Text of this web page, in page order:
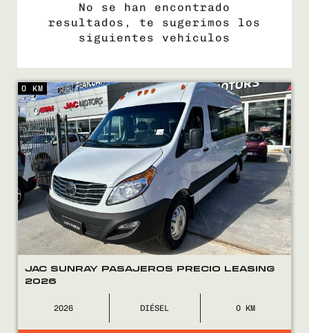
COMPRÁ
VENDÉ
FINANCIÁ
NOSOTROS
CONTACTO
No se han encontrado
resultados, te sugerimos los
siguientes vehículos
JAC SUNRAY PASAJEROS PRECIO LEASING
2026
2026 DIÉSEL 0
0 KM